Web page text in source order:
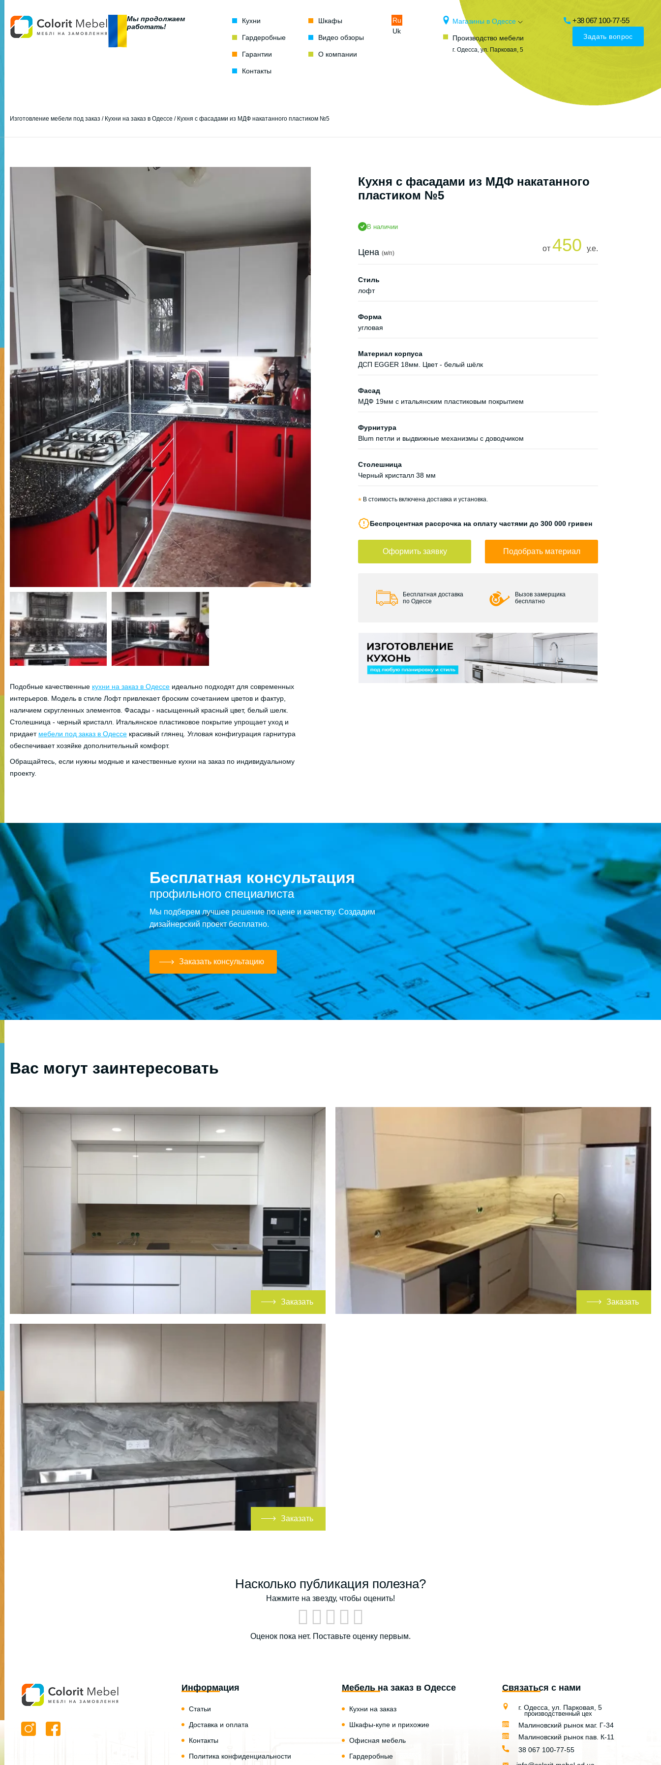
Мы продолжаем
работать!
Кухни Шкафы
Гардеробные Видео обзоры
Гарантии О компании
Контакты
Uk
Ru Магазины в Одессе
Производство мебели
г. Одесса, ул. Парковая, 5
+38 067 100-77-55
Задать вопрос
Изготовление мебели под заказ / Кухни на заказ в Одессе / Кухня с фасадами из МДФ накатанного пластиком №5
Подобные качественные кухни на заказ в Одессе идеально подходят для современных
интерьеров. Модель в стиле Лофт привлекает броским сочетанием цветов и фактур,
наличием скругленных элементов. Фасады - насыщенный красный цвет, белый шелк.
Столешница - черный кристалл. Итальянское пластиковое покрытие упрощает уход и
придает мебели под заказ в Одессе красивый глянец. Угловая конфигурация гарнитура
обеспечивает хозяйке дополнительный комфорт.
Обращайтесь, если нужны модные и качественные кухни на заказ по индивидуальному
проекту.
Кухня с фасадами из МДФ накатанного
пластиком №5
В наличии
Цена (м/п)
от 450 у.е.
Стиль
лофт
Форма
угловая
Материал корпуса
ДСП EGGER 18мм. Цвет - белый шёлк
Фасад
МДФ 19мм с итальянским пластиковым покрытием
Фурнитура
Blum петли и выдвижные механизмы с доводчиком
Столешница
Черный кристалл 38 мм
* В стоимость включена доставка и установка.
Беспроцентная рассрочка на оплату частями до 300 000 гривен
Оформить заявку Подобрать материал
Бесплатная доставка
по Одессе
Вызов замерщика
бесплатно
Бесплатная консультация
профильного специалиста
Мы подберем лучшее решение по цене и качеству. Создадим
дизайнерский проект бесплатно.
Заказать консультацию
Вас могут заинтересовать
Заказать Заказать
Заказать
Насколько публикация полезна?
Нажмите на звезду, чтобы оценить!
Оценок пока нет. Поставьте оценку первым.
Информация
Статьи
Доставка и оплата
Контакты
Политика конфиденциальности
Мебель на заказ в Одессе
Кухни на заказ
Шкафы-купе и прихожие
Офисная мебель
Гардеробные
Связаться с нами
г. Одесса, ул. Парковая, 5
производственный цех
Малиновский рынок маг. Г-34
Малиновский рынок пав. К-11
38 067 100-77-55